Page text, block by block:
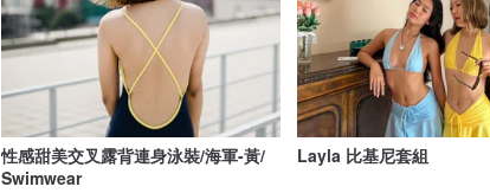
性感甜美交叉露背連身泳裝/海軍-黃/
Swimwear
Layla 比基尼套組